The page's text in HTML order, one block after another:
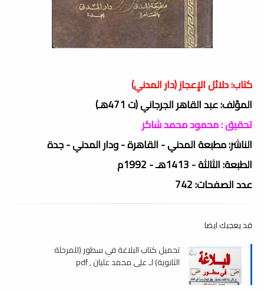
كتاب: دلائل الإعجاز (دار المدني)
المؤلف: عبد القاهر الجرجاني (ت 471هـ)
تحقيق : محمود محمد شاكر
الناشر: مطبعة المدني - القاهرة - ودار المدني - جدة
الطبعة: الثالثة - 1413هـ - 1992م
عدد الصفحات: 742
قد يعجبك ايضا
تحميل كتاب البلاغة في سطور (للمرحلة
الثانوية) لـ علي محمد عليان , pdf